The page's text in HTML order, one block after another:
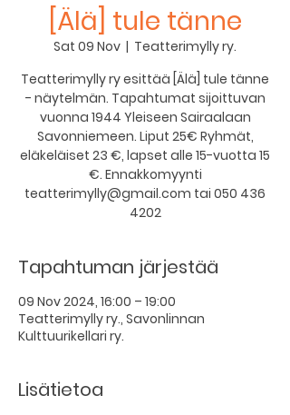
[Älä] tule tänne
Sat 09 Nov
  |
Teatterimylly ry.
Teatterimylly ry esittää [Älä] tule tänne
- näytelmän. Tapahtumat sijoittuvan
vuonna 1944 Yleiseen Sairaalaan
Savonniemeen. Liput 25€ Ryhmät,
eläkeläiset 23 €, lapset alle 15-vuotta 15
€. Ennakkomyynti
teatterimylly@gmail.com tai 050 436
4202
Tapahtuman järjestää
09 Nov 2024, 16:00 – 19:00
Teatterimylly ry., Savonlinnan
Kulttuurikellari ry.
Lisätietoa